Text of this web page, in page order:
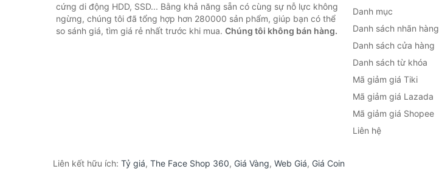
cứng di động HDD, SSD... Bằng khả năng sẵn có cùng sự nỗ lực không
ngừng, chúng tôi đã tổng hợp hơn 280000 sản phẩm, giúp bạn có thể
so sánh giá, tìm giá rẻ nhất trước khi mua. Chúng tôi không bán hàng.
Danh mục
Danh sách nhãn hàng
Danh sách cửa hàng
Danh sách từ khóa
Mã giảm giá Tiki
Mã giảm giá Lazada
Mã giảm giá Shopee
Liên hệ
Liên kết hữu ích: Tỷ giá, The Face Shop 360, Giá Vàng, Web Giá, Giá Coin